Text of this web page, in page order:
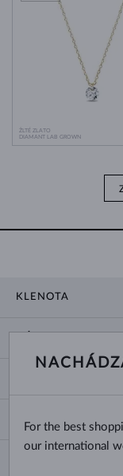
ŽLTÉ ZLATO
DIAMANT LAB GROWN
KLENOTA
O NÁS
DODANIE A PLATBA ZA
VÝBER SVADOBNÝCH
CERTIFIKÁTY PRAVOSTI
TYPY A DĹŽKY
DĹŽKY NÁRAMKOV
Slovensko
For the best
our international